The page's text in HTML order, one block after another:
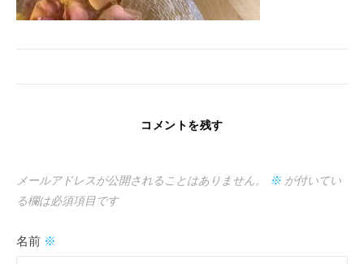
コメントを残す
メールアドレスが公開されることはありません。 ※が付いてい
る欄は必須項目です
名前 ※